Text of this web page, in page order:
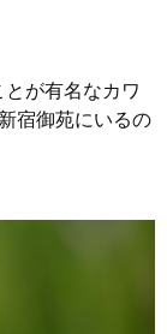
が有名なカワ
宿御苑にいるの